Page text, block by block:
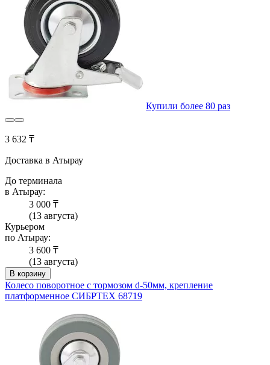
Купили более 80 раз
3 632 ₸
Доставка в Атырау
До терминала
в Атырау:
3 000 ₸
(13 августа)
Курьером
по Атырау:
3 600 ₸
(13 августа)
В корзину
Колесо поворотное с тормозом d-50мм, крепление
платформенное СИБРТЕХ 68719